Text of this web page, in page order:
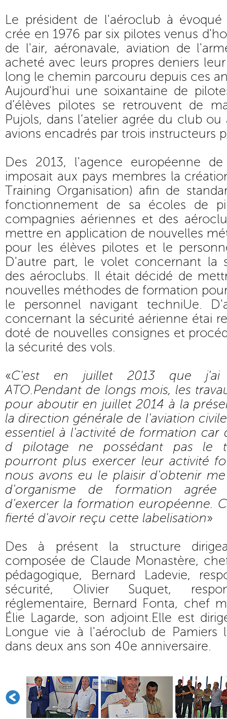
Le président de l'aéroclub à
crée en 1976 par six pilotes venus
de l'air, aéronavale, aviation de
acheté avec leurs propres deniers
long le chemin parcouru depuis ces
Aujourd'hui une soixantaine de
d’élèves pilotes se retrouvent de
Pujols, dans l’atelier agrée du club
avions encadrés par trois instructeurs
Des 2013, l'agence européenne
imposait aux pays membres la
Training Organisation) afin de
fonctionnement de sa écoles de
compagnies aériennes et des
mettre en application de nouvelles
pour les élèves pilotes et le
D'autre part, le volet concernant la
des aéroclubs. Il était décidé de
nouvelles méthodes de formation
le personnel navigant techniUe.
concernant la sécurité aérienne étai
doté de nouvelles consignes et
la sécurité des vols.
«C'est en juillet 2013 que j'ai
ATO.Pendant de longs mois, les
pour aboutir en juillet 2014 à la
la direction générale de l'aviation
essentiel à l'activité de formation car
d pilotage ne possédant pas le
pourront plus exercer leur activité
nous avons eu le plaisir d'obtenir
d'organisme de formation
d'exercer la formation européenne.
fierté d'avoir reçu cette labelisation»
Des à présent la structure
composée de Claude Monastère,
pédagogique, Bernard Ladevie,
sécurité, Olivier Suquet,
réglementaire, Bernard Fonta, chef
Élie Lagarde, son adjoint.Elle est
Longue vie à l'aéroclub de Pamiers
dans deux ans son 40e anniversaire.